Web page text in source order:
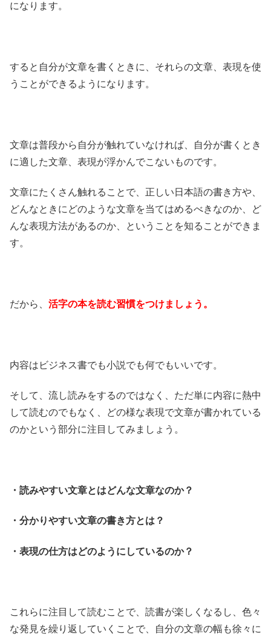
になります。
すると自分が文章を書くときに、それらの文章、表現を使
うことができるようになります。
文章は普段から自分が触れていなければ、自分が書くとき
に適した文章、表現が浮かんでこないものです。
文章にたくさん触れることで、正しい日本語の書き方や、
どんなときにどのような文章を当てはめるべきなのか、ど
んな表現方法があるのか、ということを知ることができま
す。
だから、 活字の本を読む習慣をつけましょう。
内容はビジネス書でも小説でも何でもいいです。
そして、流し読みをするのではなく、ただ単に内容に熱中
して読むのでもなく、どの様な表現で文章が書かれている
のかという部分に注目してみましょう。
・読みやすい文章とはどんな文章なのか？
・分かりやすい文章の書き方とは？
・表現の仕方はどのようにしているのか？
これらに注目して読むことで、読書が楽しくなるし、色々
な発見を繰り返していくことで、自分の文章の幅も徐々に